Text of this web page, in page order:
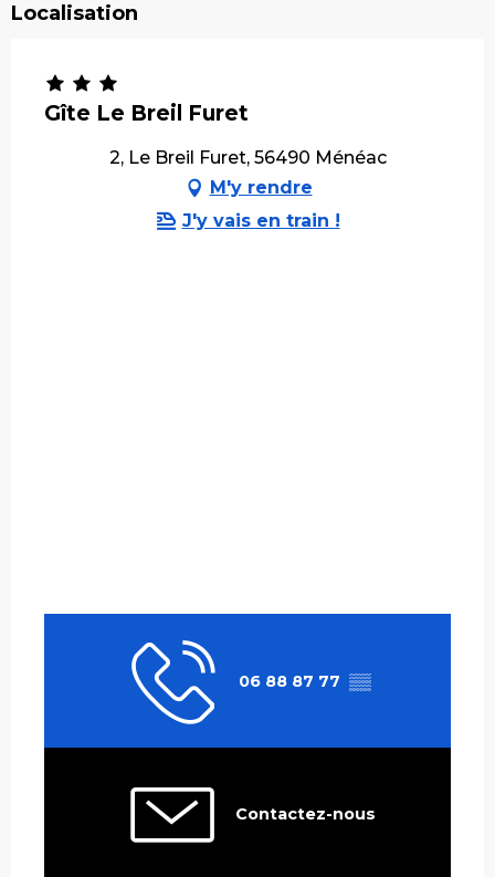
Localisation
Gîte Le Breil Furet
2, Le Breil Furet, 56490 Ménéac
M'y rendre
J'y vais en train !
06 88 87 77 ▒▒
Contactez-nous